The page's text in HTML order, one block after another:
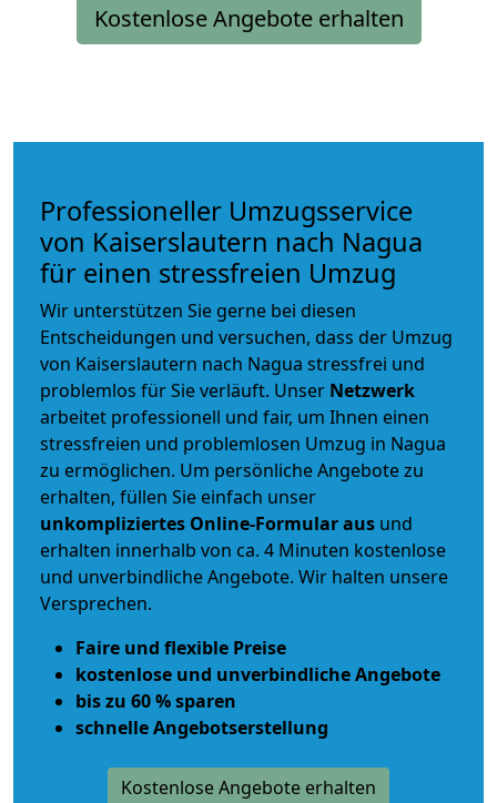
Kostenlose Angebote erhalten
Professioneller Umzugsservice
von Kaiserslautern nach Nagua
für einen stressfreien Umzug
Wir unterstützen Sie gerne bei diesen
Entscheidungen und versuchen, dass der Umzug
von Kaiserslautern nach Nagua stressfrei und
problemlos für Sie verläuft. Unser Netzwerk
arbeitet professionell und fair, um Ihnen einen
stressfreien und problemlosen Umzug in Nagua
zu ermöglichen. Um persönliche Angebote zu
erhalten, füllen Sie einfach unser
unkompliziertes Online-Formular aus und
erhalten innerhalb von ca. 4 Minuten kostenlose
und unverbindliche Angebote. Wir halten unsere
Versprechen.
Faire und flexible Preise
kostenlose und unverbindliche Angebote
bis zu 60 % sparen
schnelle Angebotserstellung
Kostenlose Angebote erhalten